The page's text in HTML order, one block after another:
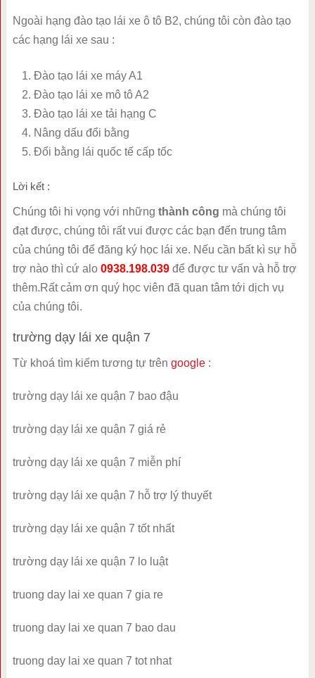
Ngoài hạng đào tạo lái xe ô tô B2, chúng tôi còn đào tạo
các hạng lái xe sau :
Đào tạo lái xe máy A1
Đào tạo lái xe mô tô A2
Đào tạo lái xe tải hạng C
Nâng dấu đổi bằng
Đổi bằng lái quốc tế cấp tốc
Lời kết :
Chúng tôi hi vọng với những thành công mà chúng tôi
đạt được, chúng tôi rất vui được các bạn đến trung tâm
của chúng tôi để đăng ký học lái xe. Nếu cần bất kì sự hỗ
trợ nào thì cứ alo 0938.198.039để được tư vấn và hỗ trợ
thêm.Rất cảm ơn quý học viên đã quan tâm tới dịch vụ
của chúng tôi.
trường dạy lái xe quận 7
Từ khoá tìm kiếm tương tự trên google:
trường dạy lái xe quận 7 bao đậu
trường dạy lái xe quận 7 giá rẻ
trường dạy lái xe quận 7 miễn phí
trường dạy lái xe quận 7 hỗ trợ lý thuyết
trường dạy lái xe quận 7 tốt nhất
trường dạy lái xe quận 7 lo luật
truong day lai xe quan 7 gia re
truong day lai xe quan 7 bao dau
truong day lai xe quan 7 tot nhat